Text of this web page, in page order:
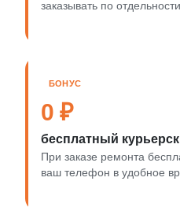
заказывать по отдельности.
БОНУС
0 ₽
бесплатный
При заказе ремонта
ваш телефон в удобное